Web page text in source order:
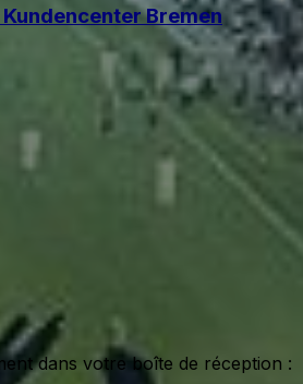
Bremen
dans votre boîte de réception :